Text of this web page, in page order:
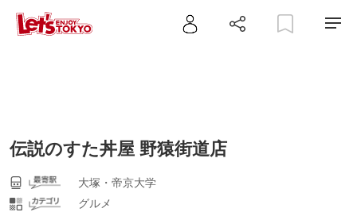
伝説のすた丼屋 野猿街道店
大塚・帝京大学
グルメ